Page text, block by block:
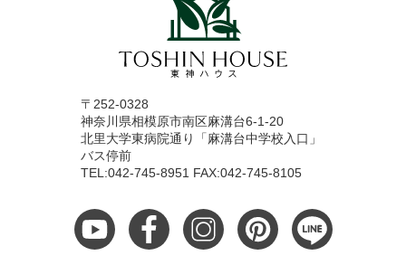
〒252-0328
神奈川県相模原市南区麻溝台6-1-20
北里大学東病院通り「麻溝台中学校入口」
バス停前
TEL:042-745-8951 FAX:042-745-8105